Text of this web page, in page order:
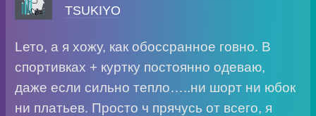
TSUKIYO
Lето, а я хожу, как обоссранное говно. В
спортивках + куртку постоянно одеваю,
даже если сильно тепло…..ни шорт ни юбок
ни платьев. Просто ч прячусь от всего, я